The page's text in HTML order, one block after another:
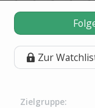
Zur
Zielgruppe: